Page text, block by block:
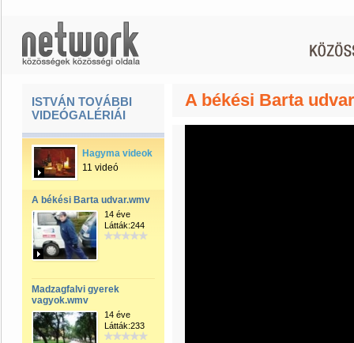
ISTVÁN TOVÁBBI
VIDEÓGALÉRIÁI
Hagyma videok
11 videó
A békési Barta udvar.wmv
14 éve
Látták:244
Madzagfalvi gyerek
vagyok.wmv
14 éve
Látták:233
A békési Barta